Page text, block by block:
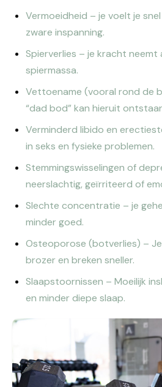
Vermoeidheid – je voelt je
zware inspanning.
Spierverlies – je kracht neemt
spiermassa.
Vettoename (vooral rond de
“dad bod” kan hieruit
Verminderd libido en
in seks en fysieke problemen.
Stemmingswisselingen of
neerslachtig, geïrriteerd of
Slechte concentratie – je
minder goed.
Osteoporose (botverlies) –
brozer en breken sneller.
Slaapstoornissen – Moeilijk
en minder diepe slaap.